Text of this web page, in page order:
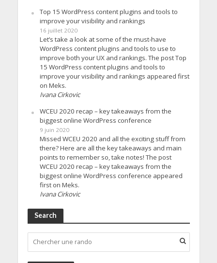
Top 15 WordPress content plugins and tools to
improve your visibility and rankings
16 juillet 2020
Let’s take a look at some of the must-have
WordPress content plugins and tools to use to
improve both your UX and rankings. The post Top
15 WordPress content plugins and tools to
improve your visibility and rankings appeared first
on Meks.
Ivana Cirkovic
WCEU 2020 recap – key takeaways from the
biggest online WordPress conference
9 juin 2020
Missed WCEU 2020 and all the exciting stuff from
there? Here are all the key takeaways and main
points to remember so, take notes! The post
WCEU 2020 recap – key takeaways from the
biggest online WordPress conference appeared
first on Meks.
Ivana Cirkovic
Search